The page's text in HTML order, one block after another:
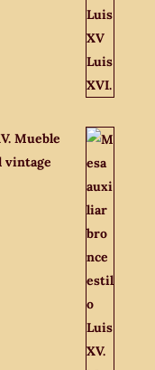
Mueble
vintage